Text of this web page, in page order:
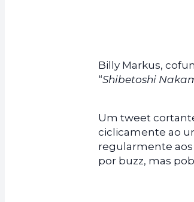
Billy Markus,
“Shibetoshi
Um tweet
ciclicamente ao
regularmente
por buzz, mas